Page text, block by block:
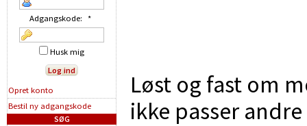
Løst og fast om
ikke passer
Adgangskode: *
Husk mig
Opret konto
Bestil ny adgangskode
SØG